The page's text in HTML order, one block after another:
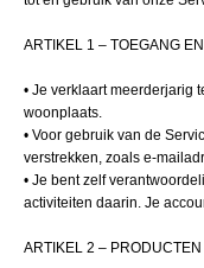
ARTIKEL 1 – TOEGANG
• Je verklaart meerderjarig
woonplaats.
• Voor gebruik van de
verstrekken, zoals e-
• Je bent zelf
activiteiten daarin. Je
ARTIKEL 2 –